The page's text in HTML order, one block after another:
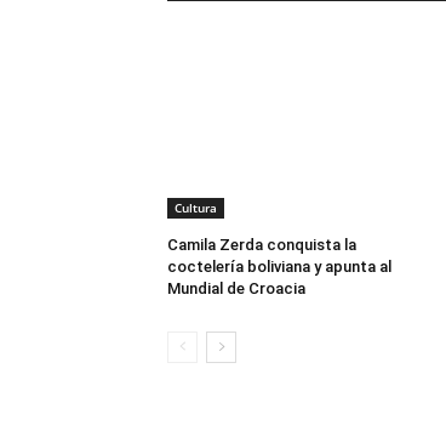
Cultura
Camila Zerda conquista la
coctelería boliviana y apunta al
Mundial de Croacia